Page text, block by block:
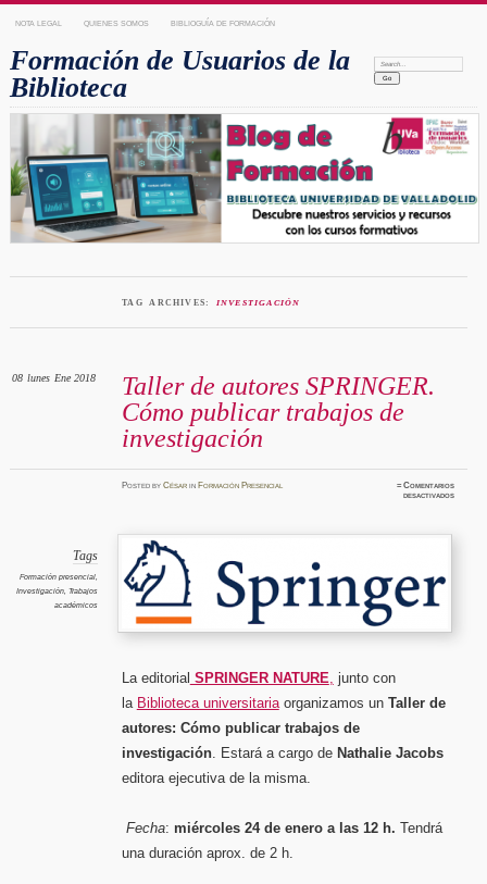
NOTA LEGAL QUIENES SOMOS BIBLIOGUÍA DE FORMACIÓN
Formación de Usuarios de la
Biblioteca
Search:
TAG ARCHIVES: INVESTIGACIÓN
Taller de autores SPRINGER.
Cómo publicar trabajos de
investigación
08 lunes Ene 2018
PostedbyCésar inFormación Presencial ≈Comentarios
desactivadosen
Tags
Formación presencial,
Investigación, Trabajos
académicos
La editorial SPRINGER NATURE, junto con
la Biblioteca universitariaorganizamos un Taller de
autores: Cómo publicar trabajos de
investigación. Estará a cargo de Nathalie Jacobs
editora ejecutiva de la misma.
Fecha: miércoles 24 de enero a las 12 h. Tendrá
una duración aprox. de 2 h.